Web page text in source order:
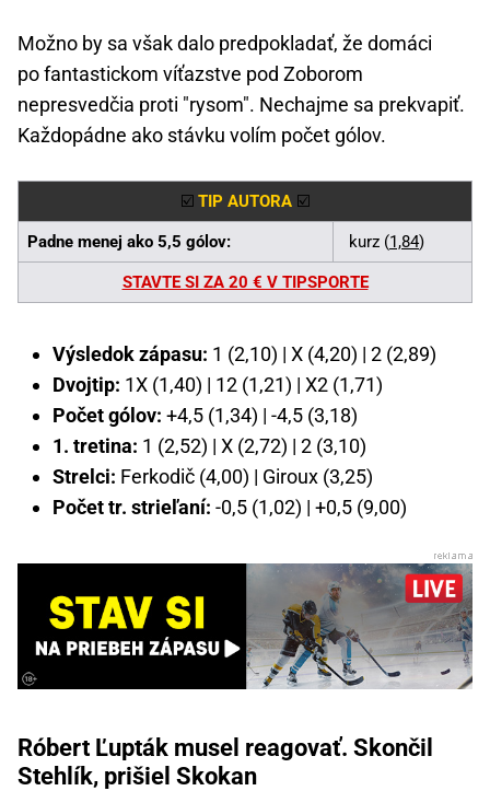
Možno by sa však dalo predpokladať, že domáci
po fantastickom víťazstve pod Zoborom
nepresvedčia proti "rysom". Nechajme sa prekvapiť.
Každopádne ako stávku volím počet gólov.
☑️ TIP AUTORA ☑️
Padne menej ako 5,5 gólov: kurz (1,84)
STAVTE SI ZA 20 € V TIPSPORTE
Výsledok zápasu: 1 (2,10) | X (4,20) | 2 (2,89)
Dvojtip: 1X (1,40) | 12 (1,21) | X2 (1,71)
Počet gólov: +4,5 (1,34) | -4,5 (3,18)
1. tretina: 1 (2,52) | X (2,72) | 2 (3,10)
Strelci: Ferkodič (4,00) | Giroux (3,25)
Počet tr. strieľaní: -0,5 (1,02) | +0,5 (9,00)
Róbert Ľupták musel reagovať. Skončil
Stehlík, prišiel Skokan